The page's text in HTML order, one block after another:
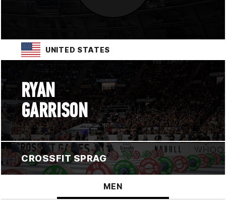
UNITED STATES
RYAN
GARRISON
CROSSFIT SPRAG
MEN